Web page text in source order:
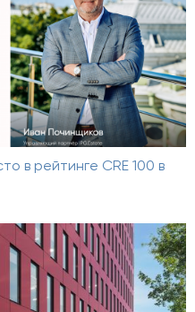
в рейтинге CRE 100 в